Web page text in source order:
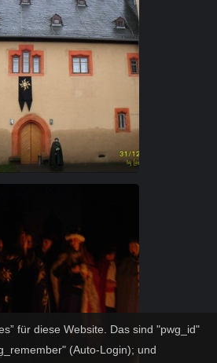
für diese Website. Das sind "pwg_id"
(Auto-Login); und